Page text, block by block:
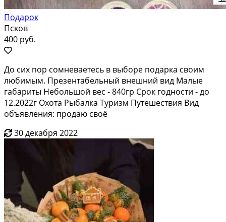
Подарок
Псков
400 руб.
До сих пор сомневаетесь в выборе подарка своим
любимым. Презентабельный внешний вид Малые
габариты Небольшой вес - 840гр Срок годности - до
12.2022г Охота Рыбалка Туризм Путешествия Вид
объявления: продаю своё
30 декабря 2022